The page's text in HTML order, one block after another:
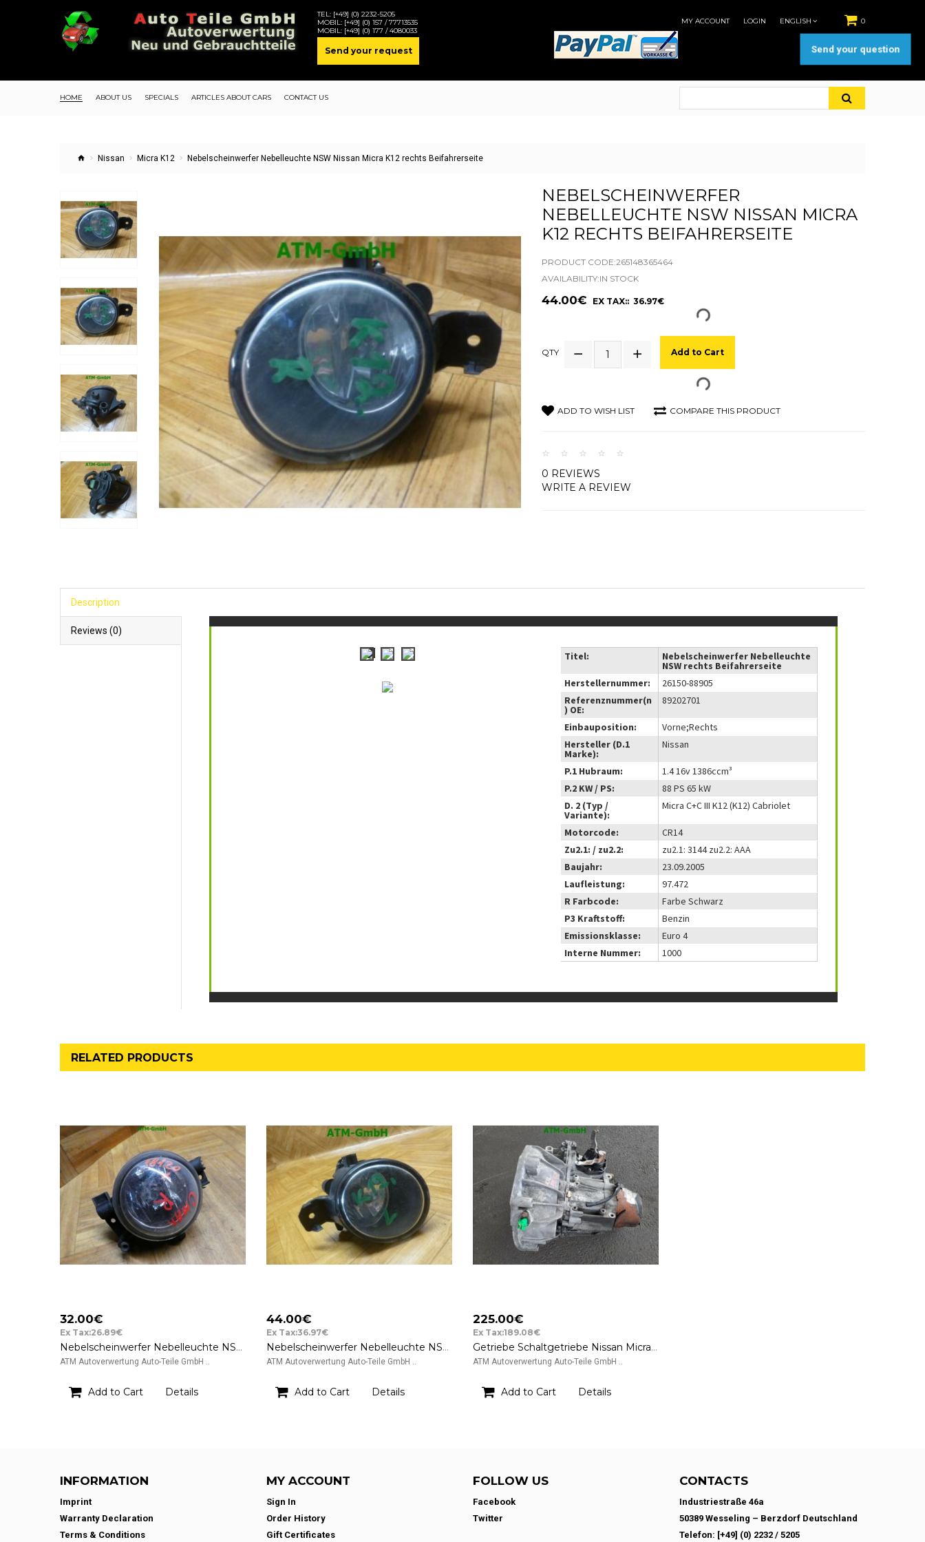
TEL: [+49] (0) 2232-5205
MOBIL: [+49] (0) 157 / 77713535
MOBIL: [+49] (0) 177 / 4080033
Send your request
0
MY ACCOUNT LOGIN ENGLISH
HOME ABOUT US SPECIALS ARTICLES ABOUT CARS CONTACT US
Nissan Micra K12 Nebelscheinwerfer Nebelleuchte NSW Nissan Micra K12 rechts Beifahrerseite
NEBELSCHEINWERFER
NEBELLEUCHTE NSW NISSAN MICRA
K12 RECHTS BEIFAHRERSEITE
PRODUCT CODE:265148365464
AVAILABILITY:IN STOCK
44.00€ EX TAX:: 36.97€
QTY Add to Cart
ADD TO WISH LIST COMPARE THIS PRODUCT
0 REVIEWS
WRITE A REVIEW
Description
Reviews (0)
Titel: Nebelscheinwerfer Nebelleuchte
NSW rechts Beifahrerseite
Herstellernummer:
26150-88905
Referenznummer(n
) OE:
89202701
Einbauposition:
Vorne;Rechts
Hersteller (D.1
Marke):
Nissan
P.1 Hubraum:
1.4 16v 1386ccm³
P.2 KW / PS:
88 PS 65 kW
D. 2 (Typ /
Variante):
Micra C+C III K12 (K12) Cabriolet
Motorcode:
CR14
Zu2.1: / zu2.2:
zu2.1: 3144 zu2.2: AAA
Baujahr:
23.09.2005
Laufleistung:
97.472
R Farbcode:
Farbe Schwarz
P3 Kraftstoff:
Benzin
Emissionsklasse:
Euro 4
Interne Nummer:
1000
RELATED PRODUCTS
32.00€
Ex Tax:26.89€
Nebelscheinwerfer Nebelleuchte NSW NSL Ford Focus C-Max rechts Beifahrerseite
ATM Autoverwertung Auto-Teile GmbH ..
Add to Cart Details
44.00€
Ex Tax:36.97€
Nebelscheinwerfer Nebelleuchte NSW Nissan Micra K12 links Fahrerseite
ATM Autoverwertung Auto-Teile GmbH ..
Add to Cart Details
225.00€
Ex Tax:189.08€
Getriebe Schaltgetriebe Nissan Micra 3 III K12 1.2 16V 48 kW
ATM Autoverwertung Auto-Teile GmbH ..
Add to Cart Details
INFORMATION
Imprint
Warranty Declaration
Terms & Conditions
MY ACCOUNT
Sign In
Order History
Gift Certificates
FOLLOW US
Facebook
Twitter
CONTACTS
Industriestraße 46a
50389 Wesseling – Berzdorf Deutschland
Telefon: [+49] (0) 2232 / 5205
Send your question